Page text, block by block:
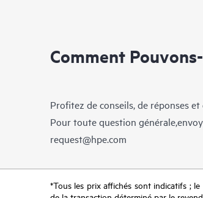
Comment
Profitez de conseils, de réponses
Pour toute question
request@hpe.com
*Tous les prix affichés sont indicatifs ;